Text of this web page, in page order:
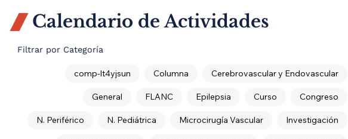
Filtrar por Categoría
Cerebrovascular y Endovascular
Columna
comp-lt4yjsun
Congreso
Curso
Epilepsia
FLANC
General
Investigación
Microcirugía Vascular
N. Pediátrica
N. Periférico
 Calendario de Actividades